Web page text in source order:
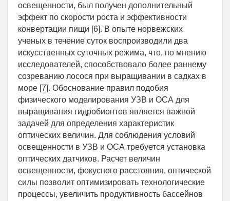
освещенности, был получен дополнительный
эффект по скорости роста и эффективности
конвертации пищи [6]. В опыте норвежских
ученых в течение суток воспроизводили два
искусственных суточных режима, что, по мнению
исследователей, способствовало более раннему
созреванию лосося при выращивании в садках в
море [7]. Обоснование правил подобия
физического моделирования УЗВ и ОСА для
выращивания гидробионтов является важной
задачей для определения характеристик
оптических величин. Для соблюдения условий
освещенности в УЗВ и ОСА требуется установка
оптических датчиков. Расчет величин
освещенности, фокусного расстояния, оптической
силы позволит оптимизировать технологические
процессы, увеличить продуктивность бассейнов